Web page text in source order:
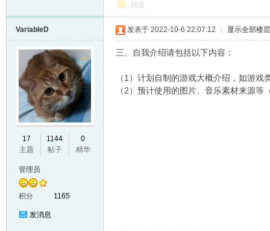
回复
VariableD
17
主题
1144
帖子
0
精华
管理员
积分 1165
发消息
发表于 2022-10-6 22:07:12 显示全部楼层
三、自我介绍请包括以下内容：
（1）计划自制的游戏大概介绍，如游戏
（2）预计使用的图片、音乐素材来源